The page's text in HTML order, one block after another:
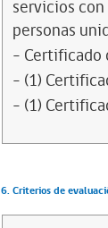
servicios
personas
- Certificado
- (1)
- (1)
6. Criterios de